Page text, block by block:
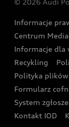
Wyszukaj
Oferta dla
Oferta dla
Kalkulator rat
Ubezpieczenie
Zasięg
Gwarancja
Akcje
Katalog online
Audi i Muzeum
Audi driving
Audi quattro
Audi i Puchar
Zakopanem
© 2026 Audi
Informacje
Centrum
Informacje dla
Recykling
Polityka
Formularz
System
Kontakt IOD